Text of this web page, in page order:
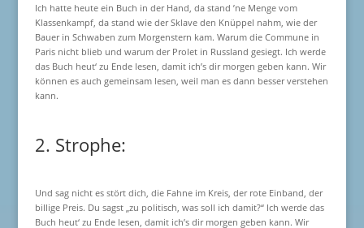
Ich hatte heute ein Buch in der Hand, da stand ’ne Menge vom
Klassenkampf, da stand wie der Sklave den Knüppel nahm, wie der
Bauer in Schwaben zum Morgenstern kam. Warum die Commune in
Paris nicht blieb und warum der Prolet in Russland gesiegt. Ich werde
das Buch heut‘ zu Ende lesen, damit ich’s dir morgen geben kann. Wir
können es auch gemeinsam lesen, weil man es dann besser verstehen
kann.
2. Strophe:
Und sag nicht es stört dich, die Fahne im Kreis, der rote Einband, der
billige Preis. Du sagst „zu politisch, was soll ich damit?“ Ich werde das
Buch heut‘ zu Ende lesen, damit ich’s dir morgen geben kann. Wir